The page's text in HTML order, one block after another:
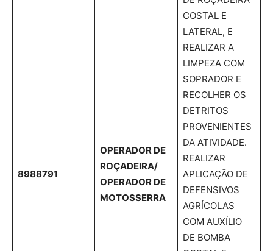
8988791
OPERADOR DE
ROÇADEIRA/
OPERADOR DE
MOTOSSERRA
COSTAL E
LATERAL, E
REALIZAR A
LIMPEZA COM
SOPRADOR E
RECOLHER OS
DETRITOS
PROVENIENTES
DA ATIVIDADE.
REALIZAR
APLICAÇÃO DE
DEFENSIVOS
AGRÍCOLAS
COM AUXÍLIO
DE BOMBA